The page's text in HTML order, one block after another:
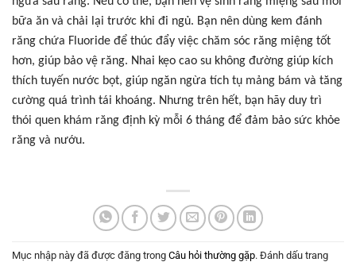
bữa ăn và chải lại trước khi đi ngủ. Bạn nên dùng kem đánh
răng chứa Fluoride để thúc đẩy việc chăm sóc răng miệng tốt
hơn, giúp bảo vệ răng. Nhai kẹo cao su không đường giúp kích
thích tuyến nước bọt, giúp ngăn ngừa tích tụ mảng bám và tăng
cường quá trình tái khoáng. Nhưng trên hết, bạn hãy duy trì
thói quen khám răng định kỳ mỗi 6 tháng để đảm bảo sức khỏe
răng và nướu.
Mục nhập này đã được đăng trong Câu hỏi thường gặp. Đánh dấu trang